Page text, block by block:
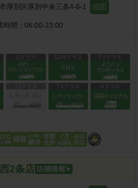
厚別区厚別中央三条4-6-1 地図
時間： 06:00-23:00
2条店